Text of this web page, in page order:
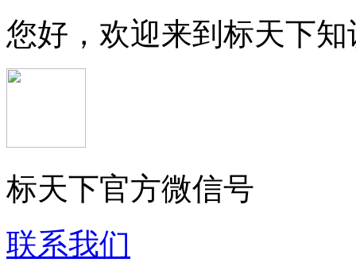
您好，欢迎来到标天下
标天下官方微信号
联系我们